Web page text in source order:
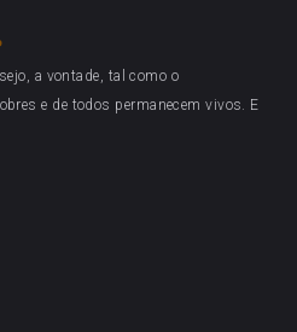
a vontade, tal como o
e de todos permanecem vivos. E